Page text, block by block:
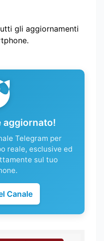
gli aggiornamenti
aggiornato!
Telegram per
reale, esclusive ed
sul tuo
Canale